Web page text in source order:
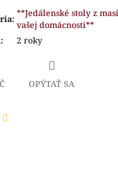
:
**Jedálenské stoly z
vašej domácnosti**
: 2 roky
OPÝTAŤ SA